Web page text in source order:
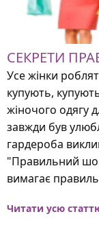
СЕКРЕТИ
Усе жінки
купують,
жіночого одягу
завжди був
гардероба
"Правильний
вимагає
Читати усю